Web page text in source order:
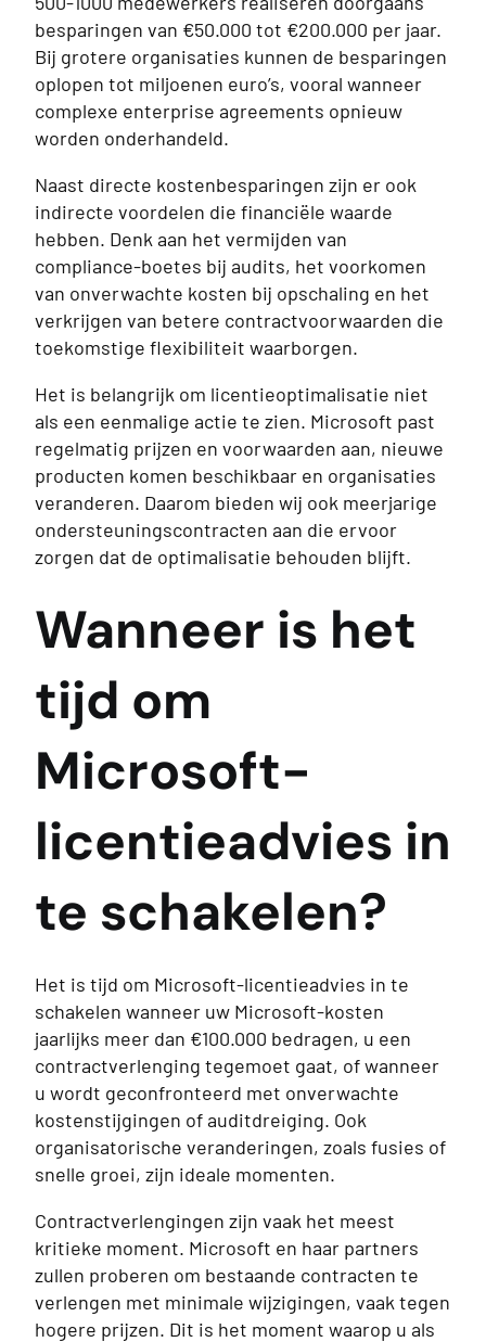
besparingen van €50.000 tot €200.000 per jaar.
Bij grotere organisaties kunnen de besparingen
oplopen tot miljoenen euro’s, vooral wanneer
complexe enterprise agreements opnieuw
worden onderhandeld.
Naast directe kostenbesparingen zijn er ook
indirecte voordelen die financiële waarde
hebben. Denk aan het vermijden van
compliance-boetes bij audits, het voorkomen
van onverwachte kosten bij opschaling en het
verkrijgen van betere contractvoorwaarden die
toekomstige flexibiliteit waarborgen.
Het is belangrijk om licentieoptimalisatie niet
als een eenmalige actie te zien. Microsoft past
regelmatig prijzen en voorwaarden aan, nieuwe
producten komen beschikbaar en organisaties
veranderen. Daarom bieden wij ook meerjarige
ondersteuningscontracten aan die ervoor
zorgen dat de optimalisatie behouden blijft.
Wanneer is het
tijd om
Microsoft-
licentieadvies in
te schakelen?
Het is tijd om Microsoft-licentieadvies in te
schakelen wanneer uw Microsoft-kosten
jaarlijks meer dan €100.000 bedragen, u een
contractverlenging tegemoet gaat, of wanneer
u wordt geconfronteerd met onverwachte
kostenstijgingen of auditdreiging. Ook
organisatorische veranderingen, zoals fusies of
snelle groei, zijn ideale momenten.
Contractverlengingen zijn vaak het meest
kritieke moment. Microsoft en haar partners
zullen proberen om bestaande contracten te
verlengen met minimale wijzigingen, vaak tegen
hogere prijzen. Dit is het moment waarop u als